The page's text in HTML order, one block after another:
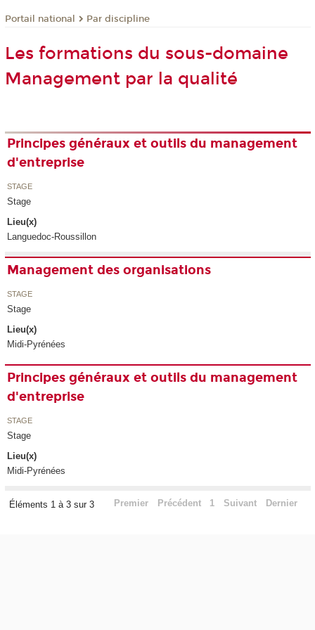
Portail national Par discipline
Les formations du sous-domaine
Management par la qualité
Principes généraux et outils du management
d'entreprise
STAGE
Stage
Lieu(x)
Languedoc-Roussillon
Management des organisations
STAGE
Stage
Lieu(x)
Midi-Pyrénées
Principes généraux et outils du management
d'entreprise
STAGE
Stage
Lieu(x)
Midi-Pyrénées
Éléments 1 à 3 sur 3 Premier Précédent 1 Suivant Dernier